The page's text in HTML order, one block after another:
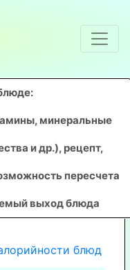
минеральные
и др.), рецепт,
пересчета
выход блюда
блюд